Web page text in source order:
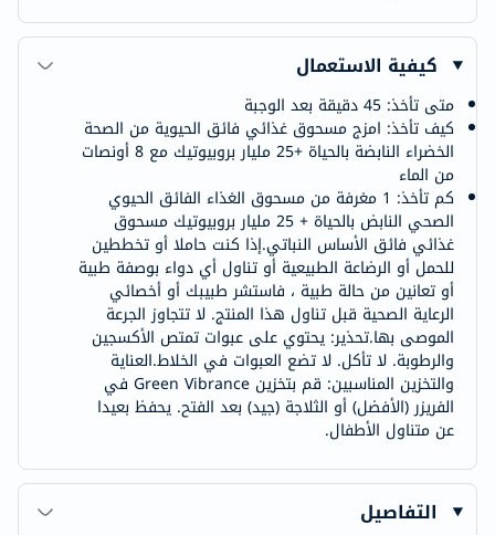
كيفية الاستعمال
متى تأخذ: 45 دقيقة بعد الوجبة
كيف تأخذ: امزج مسحوق غذائي فائق الحيوية من الصحة
الخضراء النابضة بالحياة +25 مليار بروبيوتيك مع 8 أونصات
من الماء
كم تأخذ: 1 مغرفة من مسحوق الغذاء الفائق الحيوي
الصحي النابض بالحياة + 25 مليار بروبيوتيك مسحوق
غذائي فائق الأساس النباتي.إذا كنت حاملا أو تخططين
للحمل أو الرضاعة الطبيعية أو تناول أي دواء بوصفة طبية
أو تعانين من حالة طبية ، فاستشر طبيبك أو أخصائي
الرعاية الصحية قبل تناول هذا المنتج. لا تتجاوز الجرعة
الموصى بها.تحذير: يحتوي على عبوات تمتص الأكسجين
والرطوبة. لا تأكل. لا تضع العبوات في الخلاط.العناية
والتخزين المناسبين: قم بتخزين Green Vibrance في
الفريزر (الأفضل) أو الثلاجة (جيد) بعد الفتح. يحفظ بعيدا
عن متناول الأطفال.
التفاصيل